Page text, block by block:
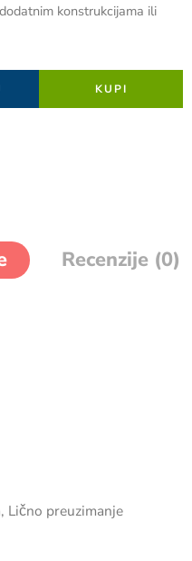
konstrukcijama ili
KUPI
Recenzije (0)
Lično preuzimanje